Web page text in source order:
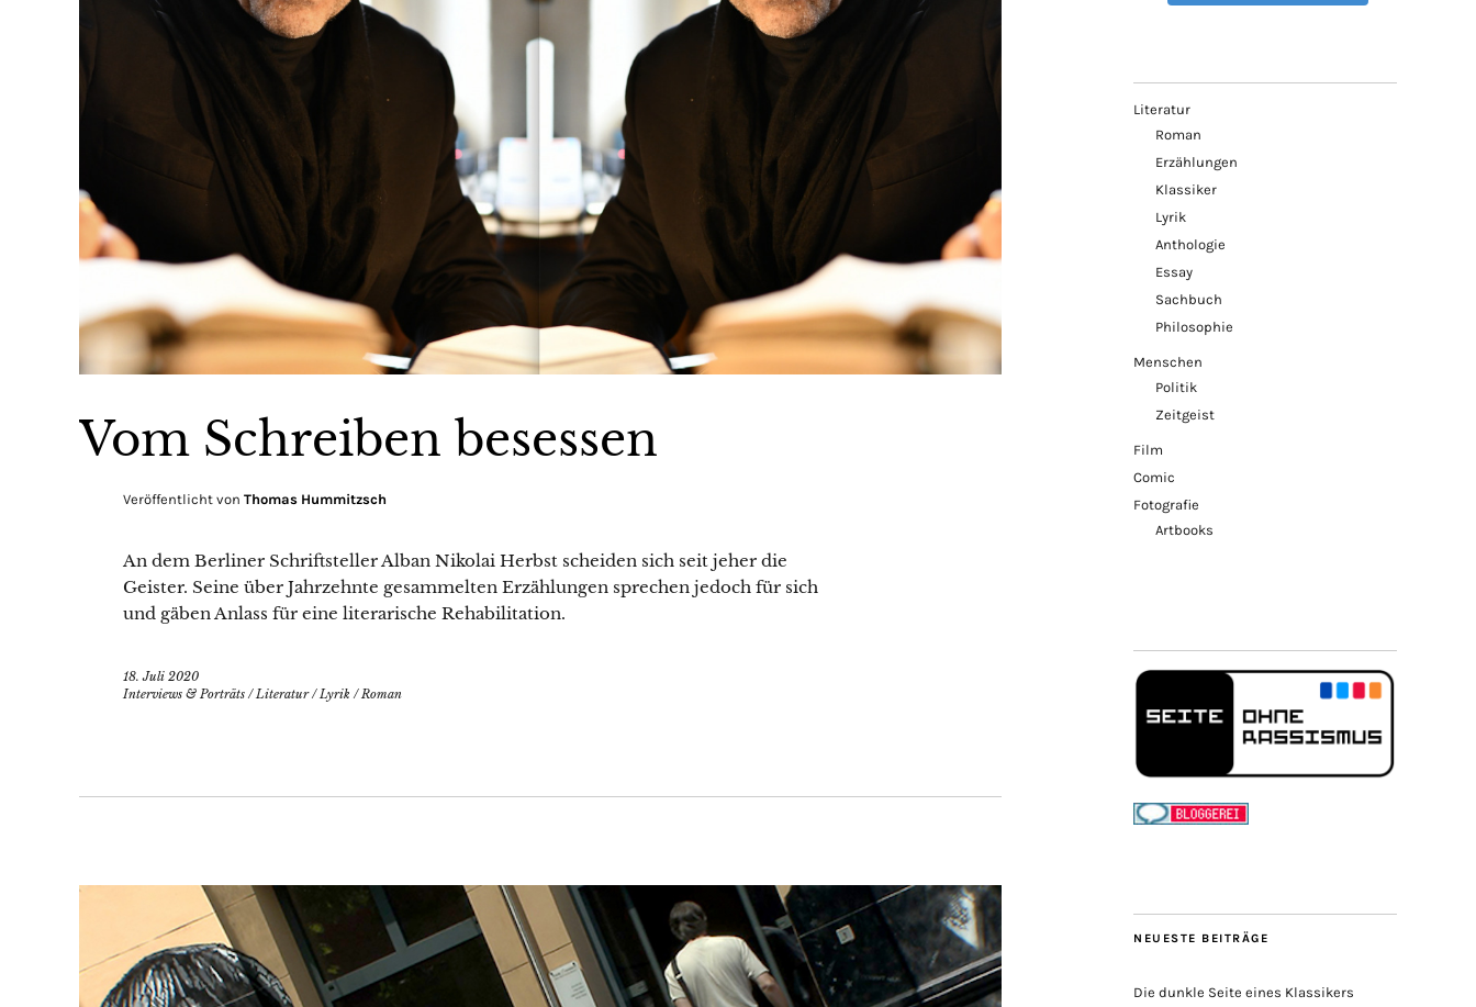
Vom Schreiben besessen
Veröffentlicht von Thomas Hummitzsch
An dem Berliner Schriftsteller Alban Nikolai Herbst scheiden sich seit jeher die
Geister. Seine über Jahrzehnte gesammelten Erzählungen sprechen jedoch für sich
und gäben Anlass für eine literarische Rehabilitation.
18. Juli 2020
Interviews & Porträts /Literatur/Lyrik /Roman
Literatur
Roman
Erzählungen
Klassiker
Lyrik
Anthologie
Essay
Sachbuch
Philosophie
Menschen
Politik
Zeitgeist
Film
Comic
Fotografie
Artbooks
NEUESTE BEITRÄGE
Die dunkle Seite eines Klassikers